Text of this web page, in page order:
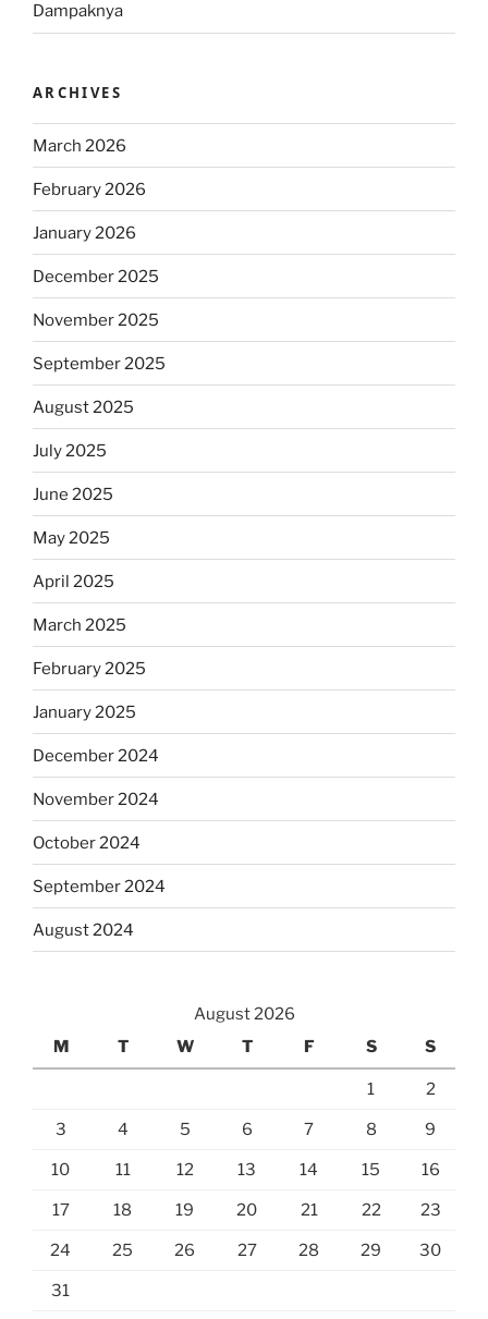
Dampaknya
ARCHIVES
March 2026
February 2026
January 2026
December 2025
November 2025
September 2025
August 2025
July 2025
June 2025
May 2025
April 2025
March 2025
February 2025
January 2025
December 2024
November 2024
October 2024
September 2024
August 2024
August 2026
M
T W T F S S
1 2
3 4 5 6 7 8 9
10 11 12 13 14 15 16
17 18 19 20 21 22 23
24 25 26 27 28 29 30
31